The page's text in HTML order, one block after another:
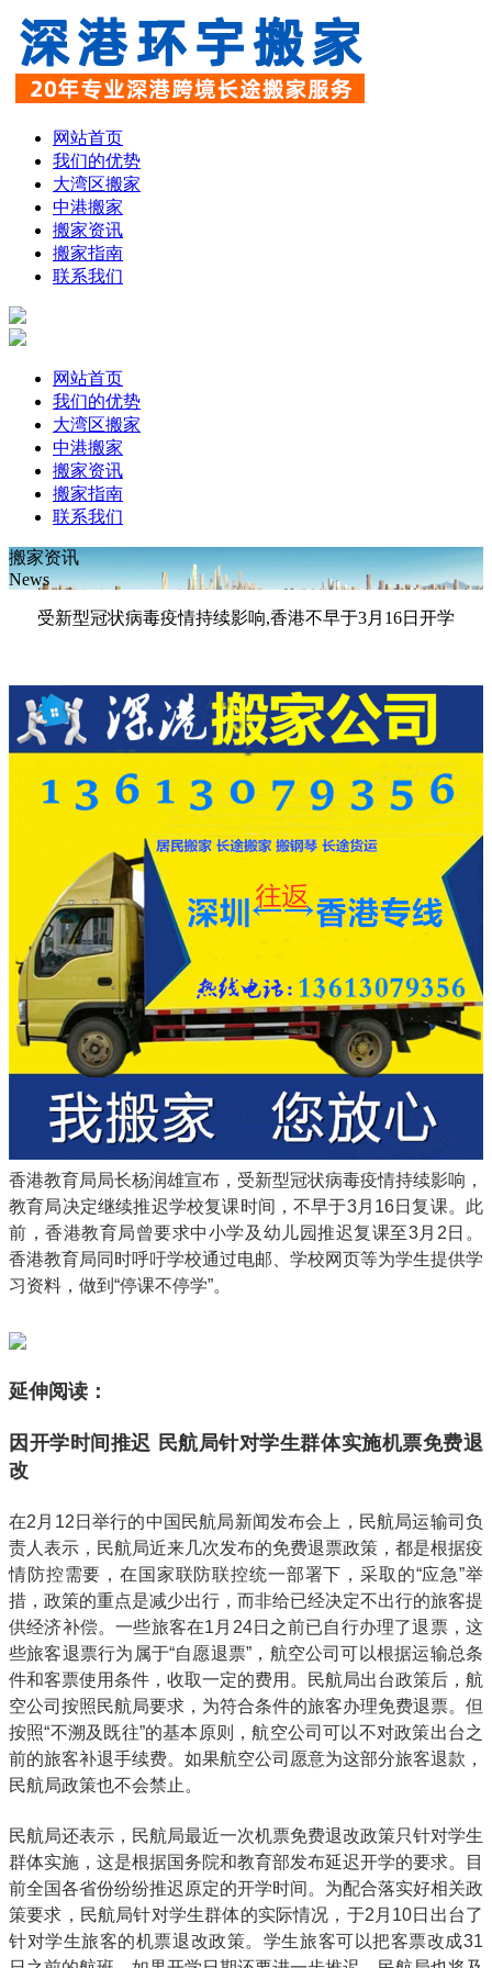
网站首页
我们的优势
大湾区搬家
中港搬家
搬家资讯
搬家指南
联系我们
网站首页
我们的优势
大湾区搬家
中港搬家
搬家资讯
搬家指南
联系我们
搬家资讯
News
受新型冠状病毒疫情持续影响,香港不早于3月16日开学
香港教育局局长杨润雄宣布，受新型冠状病毒疫情持续影响，
教育局决定继续推迟学校复课时间，不早于3月16日复课。此
前，香港教育局曾要求中小学及幼儿园推迟复课至3月2日。
香港教育局同时呼吁学校通过电邮、学校网页等为学生提供学
习资料，做到“停课不停学”。
延伸阅读：
因开学时间推迟 民航局针对学生群体实施机票免费退
改
在2月12日举行的中国民航局新闻发布会上，民航局运输司负
责人表示，民航局近来几次发布的免费退票政策，都是根据疫
情防控需要，在国家联防联控统一部署下，采取的“应急”举
措，政策的重点是减少出行，而非给已经决定不出行的旅客提
供经济补偿。一些旅客在1月24日之前已自行办理了退票，这
些旅客退票行为属于“自愿退票”，航空公司可以根据运输总条
件和客票使用条件，收取一定的费用。民航局出台政策后，航
空公司按照民航局要求，为符合条件的旅客办理免费退票。但
按照“不溯及既往”的基本原则，航空公司可以不对政策出台之
前的旅客补退手续费。如果航空公司愿意为这部分旅客退款，
民航局政策也不会禁止。
民航局还表示，民航局最近一次机票免费退改政策只针对学生
群体实施，这是根据国务院和教育部发布延迟开学的要求。目
前全国各省份纷纷推迟原定的开学时间。为配合落实好相关政
策要求，民航局针对学生群体的实际情况，于2月10日出台了
针对学生旅客的机票退改政策。学生旅客可以把客票改成31